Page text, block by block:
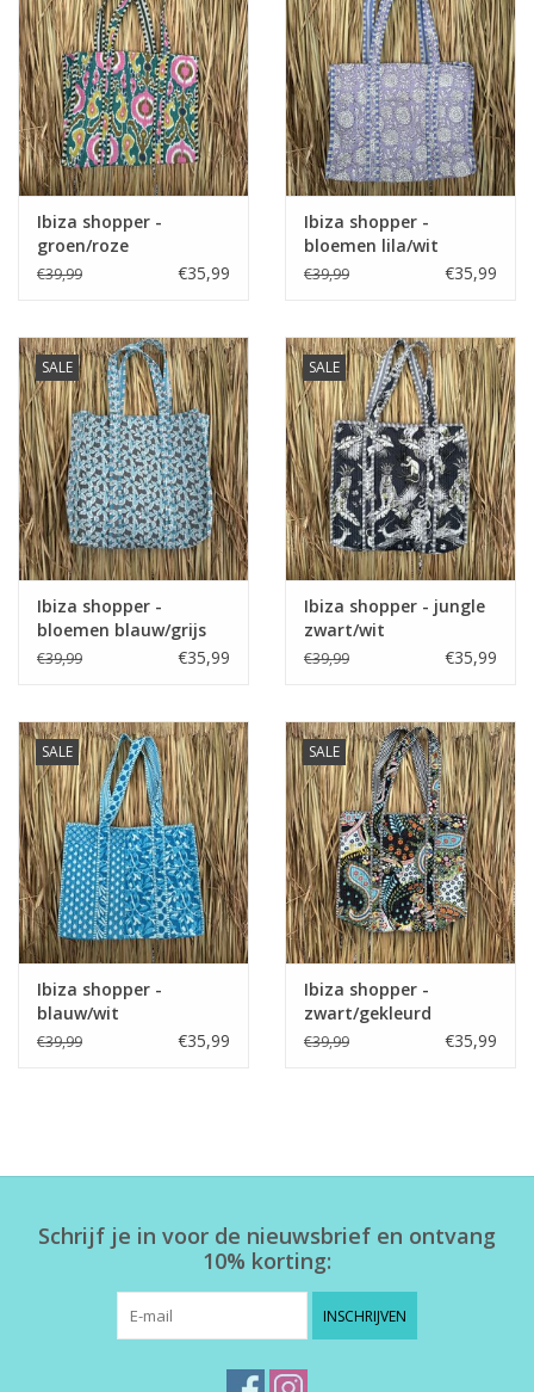
Ibiza shopper -
groen/roze
€39,99 €35,99
Ibiza shopper -
bloemen lila/wit
€39,99 €35,99
SALE
Ibiza shopper -
bloemen blauw/grijs
€39,99 €35,99
SALE
Ibiza shopper - jungle
zwart/wit
€39,99 €35,99
SALE
Ibiza shopper -
blauw/wit
€39,99 €35,99
SALE
Ibiza shopper -
zwart/gekleurd
€39,99 €35,99
Schrijf je in voor de nieuwsbrief en ontvang
10% korting:
INSCHRIJVEN